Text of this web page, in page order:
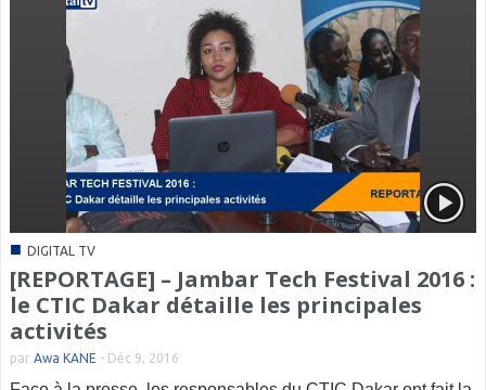
■ DIGITAL TV
[REPORTAGE] – Jambar Tech Festival 2016 :
le CTIC Dakar détaille les principales
activités
par Awa KANE - Déc 9, 2016